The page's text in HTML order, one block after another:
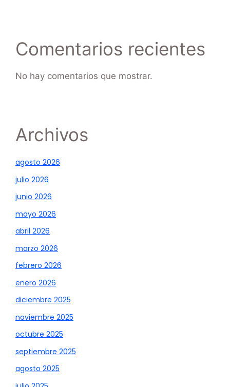
Comentarios recientes
No hay comentarios que mostrar.
Archivos
agosto 2026
julio 2026
junio 2026
mayo 2026
abril 2026
marzo 2026
febrero 2026
enero 2026
diciembre 2025
noviembre 2025
octubre 2025
septiembre 2025
agosto 2025